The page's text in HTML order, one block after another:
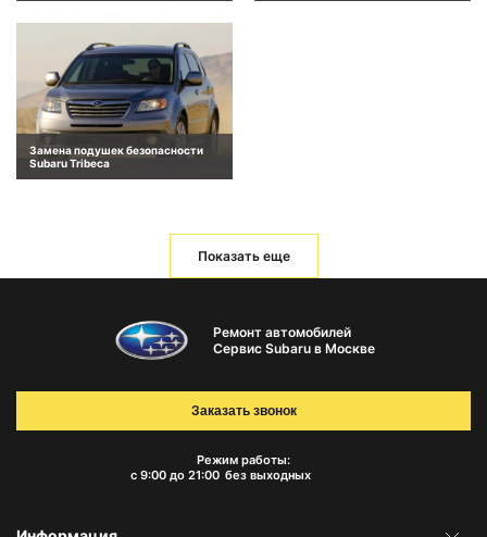
Замена подушек безопасности
Subaru Tribeca
Показать еще
Ремонт автомобилей
Сервис Subaru в Москве
Режим работы:
с 9:00 до 21:00 без выходных
Заказать звонок